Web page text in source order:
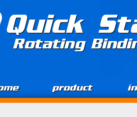
Quick
Rotating
product